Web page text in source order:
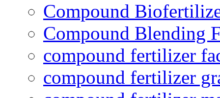
Compound
Compound Blending
compound fertilizer
compound fertilizer